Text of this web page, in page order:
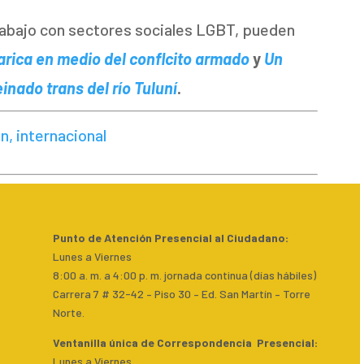
con sectores sociales LGBT, pueden
en medio del conflcito armadoy Un
trans del río Tuluní.
internacional
Punto de Atención Presencial al Ciudadano:
Lunes a Viernes
8:00 a. m. a 4:00 p. m. jornada continua (días hábiles)
Carrera 7 # 32-42 – Piso 30 – Ed. San Martín – Torre
Norte.
Ventanilla única de Correspondencia Presencial: